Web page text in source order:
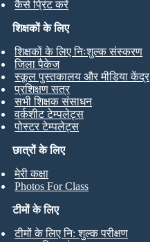
कैसे प्रिंट करें
छात्रों के लिए
मेरी कक्षा
Photos For Class
शिक्षकों के लिए
शिक्षकों के लिए निःशुल्क संस्करण
जिला पैकेज
स्कूल पुस्तकालय और मीडिया केंद्र
प्रशिक्षण सत्र
सभी शिक्षक संसाधन
वर्कशीट टेम्पलेट्स
पोस्टर टेम्पलेट्स
टीमों के लिए
टीमों के लिए नि: शुल्क परीक्षण